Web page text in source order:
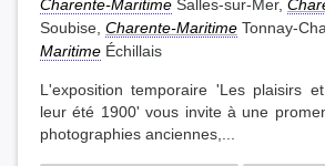
Charente-Maritime Salles-sur-Mer,
Soubise, Charente-Maritime Tonnay-
Maritime Échillais
L'exposition temporaire 'Les plaisirs
leur été 1900' vous invite à une
photographies anciennes,...